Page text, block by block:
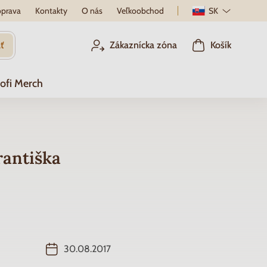
Kontakty O nás Veľkoobchod SK
Zákaznícka zóna Košík
Merch
30.08.2017